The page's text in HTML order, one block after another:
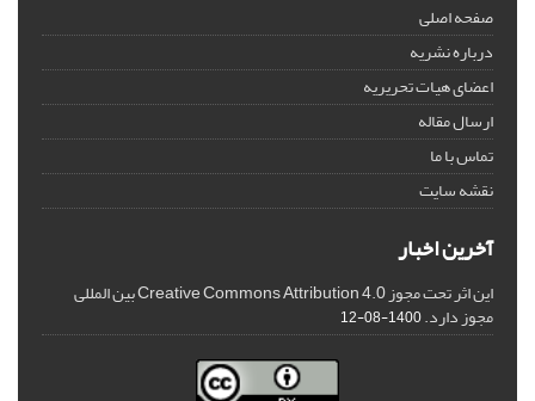
صفحه اصلی
درباره نشریه
اعضای هیات تحریریه
ارسال مقاله
تماس با ما
نقشه سایت
آخرین اخبار
این اثر تحت مجوز Creative Commons Attribution 4.0 بین المللی
مجوز دارد.1400-08-12